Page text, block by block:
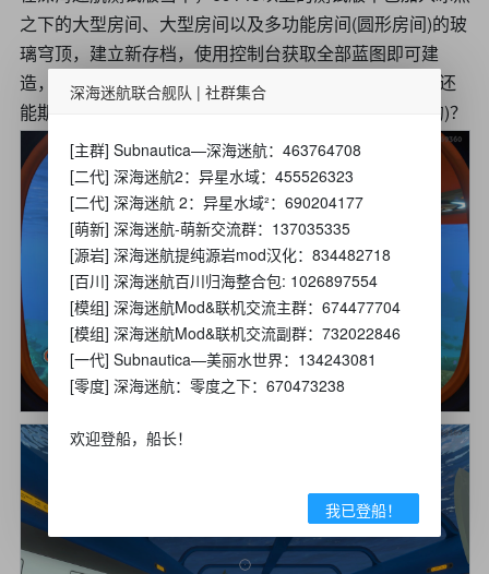
之下的大型房间、大型房间以及多功能房间(圆形房间)的玻
璃穹顶，建立新存档，使用控制台获取全部蓝图即可建
造，大房间的加入确实提高了一代的建筑可玩性，也许还
能期待更多冰点的内容加入到一代当中去(点歌机什么的)？
深海迷航联合舰队 | 社群集合
[主群] Subnautica—深海迷航：463764708
[二代] 深海迷航2：异星水域：455526323
[二代] 深海迷航 2：异星水域²：690204177
[萌新] 深海迷航-萌新交流群：137035335
[源岩] 深海迷航提纯源岩mod汉化：834482718
[百川] 深海迷航百川归海整合包: 1026897554
[模组] 深海迷航Mod&联机交流主群：674477704
[模组] 深海迷航Mod&联机交流副群：732022846
[一代] Subnautica—美丽水世界：134243081
[零度] 深海迷航：零度之下：670473238
欢迎登船，船长！
我已登船！